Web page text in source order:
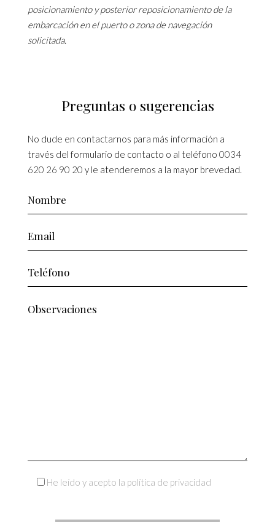
posicionamiento y posterior reposicionamiento de la
embarcación en el puerto o zona de navegación
solicitada.
Preguntas o sugerencias
No dude en contactarnos para más información a
través del formulario de contacto o al teléfono 0034
620 26 90 20 y le atenderemos a la mayor brevedad.
He leído y acepto la política de privacidad